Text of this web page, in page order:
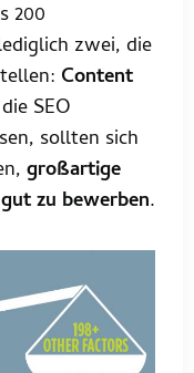
200
zwei, die
Content
SEO
sollten sich
großartige
zu bewerben.